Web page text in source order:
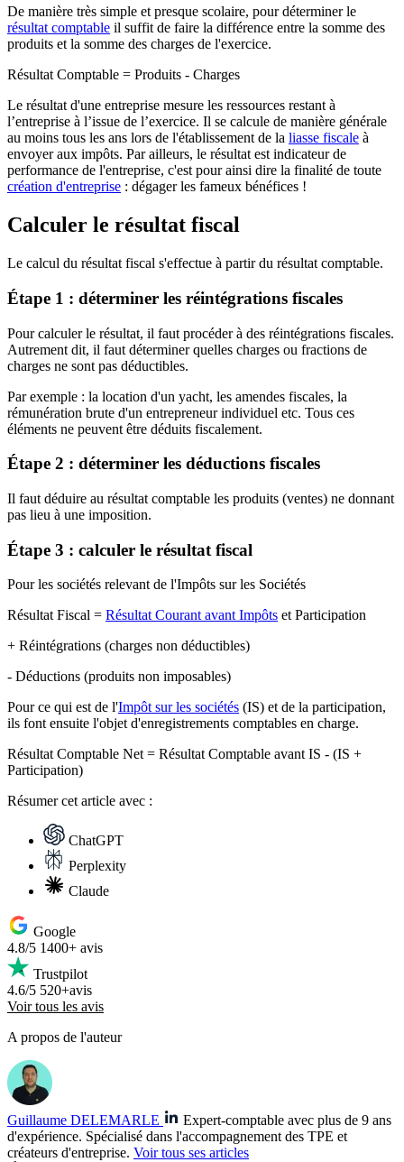
De manière très simple et presque scolaire, pour déterminer le
résultat comptable il suffit de faire la différence entre la somme des
produits et la somme des charges de l'exercice.
Résultat Comptable = Produits - Charges
Le résultat d'une entreprise mesure les ressources restant à
l’entreprise à l’issue de l’exercice. Il se calcule de manière générale
au moins tous les ans lors de l'établissement de la liasse fiscale à
envoyer aux impôts. Par ailleurs, le résultat est indicateur de
performance de l'entreprise, c'est pour ainsi dire la finalité de toute
création d'entreprise : dégager les fameux bénéfices !
Calculer le résultat fiscal
Le calcul du résultat fiscal s'effectue à partir du résultat comptable.
Étape 1 : déterminer les réintégrations fiscales
Pour calculer le résultat, il faut procéder à des réintégrations fiscales.
Autrement dit, il faut déterminer quelles charges ou fractions de
charges ne sont pas déductibles.
Par exemple : la location d'un yacht, les amendes fiscales, la
rémunération brute d'un entrepreneur individuel etc. Tous ces
éléments ne peuvent être déduits fiscalement.
Étape 2 : déterminer les déductions fiscales
Il faut déduire au résultat comptable les produits (ventes) ne donnant
pas lieu à une imposition.
Étape 3 : calculer le résultat fiscal
Pour les sociétés relevant de l'Impôts sur les Sociétés
Résultat Fiscal = Résultat Courant avant Impôts et Participation
+ Réintégrations (charges non déductibles)
- Déductions (produits non imposables)
Pour ce qui est de l'Impôt sur les sociétés (IS) et de la participation,
ils font ensuite l'objet d'enregistrements comptables en charge.
Résultat Comptable Net = Résultat Comptable avant IS - (IS +
Participation)
Résumercet article avec :
ChatGPT
Perplexity
Claude
Google
4.8/5 1400+ avis
Trustpilot
4.6/5 520+avis
Voir tous les avis
A propos de l'auteur
Guillaume DELEMARLE
Expert-comptable avec plus de 9 ans
d'expérience. Spécialisé dans l'accompagnement des TPE et
créateurs d'entreprise. Voir tous ses articles